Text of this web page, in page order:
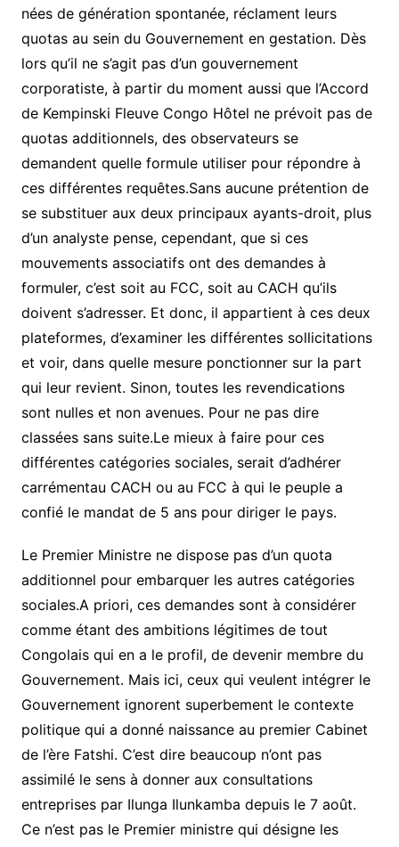
nées de génération spontanée, réclament leurs
quotas au sein du Gouvernement en gestation. Dès
lors qu’il ne s’agit pas d’un gouvernement
corporatiste, à partir du moment aussi que l’Accord
de Kempinski Fleuve Congo Hôtel ne prévoit pas de
quotas additionnels, des observateurs se
demandent quelle formule utiliser pour répondre à
ces différentes requêtes.Sans aucune prétention de
se substituer aux deux principaux ayants-droit, plus
d’un analyste pense, cependant, que si ces
mouvements associatifs ont des demandes à
formuler, c’est soit au FCC, soit au CACH qu’ils
doivent s’adresser. Et donc, il appartient à ces deux
plateformes, d’examiner les différentes sollicitations
et voir, dans quelle mesure ponctionner sur la part
qui leur revient. Sinon, toutes les revendications
sont nulles et non avenues. Pour ne pas dire
classées sans suite.Le mieux à faire pour ces
différentes catégories sociales, serait d’adhérer
carrémentau CACH ou au FCC à qui le peuple a
confié le mandat de 5 ans pour diriger le pays.
Le Premier Ministre ne dispose pas d’un quota
additionnel pour embarquer les autres catégories
sociales.A priori, ces demandes sont à considérer
comme étant des ambitions légitimes de tout
Congolais qui en a le profil, de devenir membre du
Gouvernement. Mais ici, ceux qui veulent intégrer le
Gouvernement ignorent superbement le contexte
politique qui a donné naissance au premier Cabinet
de l’ère Fatshi. C’est dire beaucoup n’ont pas
assimilé le sens à donner aux consultations
entreprises par Ilunga Ilunkamba depuis le 7 août.
Ce n’est pas le Premier ministre qui désigne les